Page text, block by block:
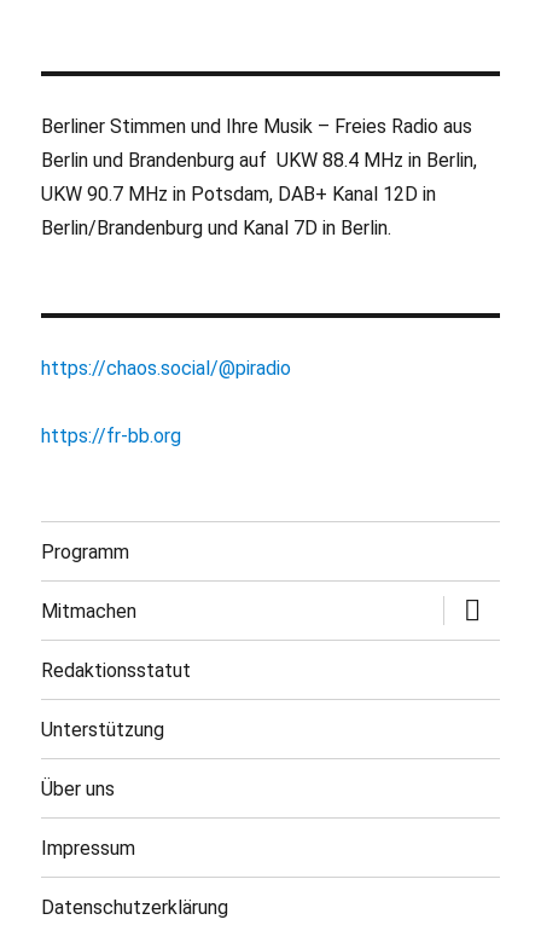
Berliner Stimmen und Ihre Musik – Freies Radio aus
Berlin und Brandenburg auf UKW 88.4 MHz in Berlin,
UKW 90.7 MHz in Potsdam, DAB+ Kanal 12D in
Berlin/Brandenburg und Kanal 7D in Berlin.
https://chaos.social/@piradio
https://fr-bb.org
Programm
Mitmachen
öffnen
Redaktionsstatut
Unterstützung
Über uns
Impressum
Datenschutzerklärung